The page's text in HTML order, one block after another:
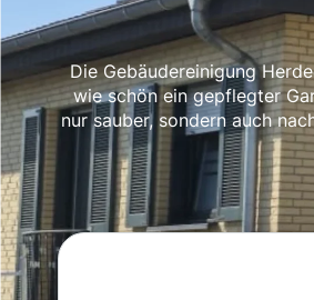
Die Gebäudereinigung
wie schön ein gepflegter
nur sauber, sondern auch